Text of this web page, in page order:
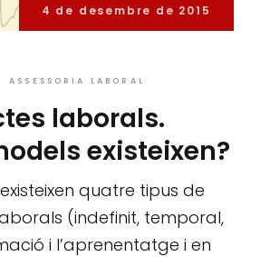
4 de desembre de 2015
ASSESSORIA LABORAL
laborals.
existeixen?
quatre tipus de
(indefinit, temporal,
i l’aprenentatge i en